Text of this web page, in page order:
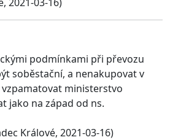
podmínkami při převozu
soběstační, a nenakupovat v
ministerstvo
jako na západ od ns.
Králové, 2021-03-16)